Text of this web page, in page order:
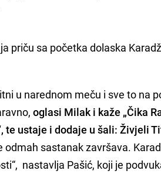
priču sa početka dolaska
u narednom meču i sve to na
oglasi Milak i kaže „Čika
te ustaje i dodaje u šali: Živjeli
odmah sastanak završava.
nastavlja Pašić, koji je